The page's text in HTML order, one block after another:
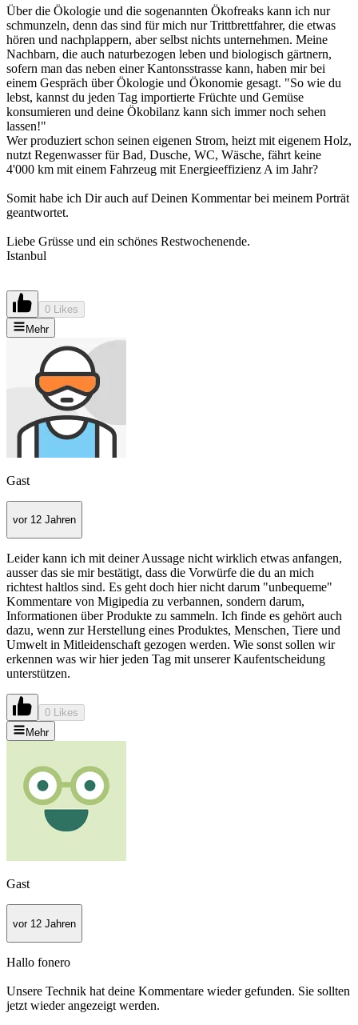
Über die Ökologie und die sogenannten Ökofreaks kann ich nur
schmunzeln, denn das sind für mich nur Trittbrettfahrer, die etwas
hören und nachplappern, aber selbst nichts unternehmen. Meine
Nachbarn, die auch naturbezogen leben und biologisch gärtnern,
sofern man das neben einer Kantonsstrasse kann, haben mir bei
einem Gespräch über Ökologie und Ökonomie gesagt. "So wie du
lebst, kannst du jeden Tag importierte Früchte und Gemüse
konsumieren und deine Ökobilanz kann sich immer noch sehen
lassen!"
Wer produziert schon seinen eigenen Strom, heizt mit eigenem Holz,
nutzt Regenwasser für Bad, Dusche, WC, Wäsche, fährt keine
4'000 km mit einem Fahrzeug mit Energieeffizienz A im Jahr?
Somit habe ich Dir auch auf Deinen Kommentar bei meinem Porträt
geantwortet.
Liebe Grüsse und ein schönes Restwochenende.
Istanbul
0 Likes
Mehr
Gast
vor 12 Jahren
Leider kann ich mit deiner Aussage nicht wirklich etwas anfangen,
ausser das sie mir bestätigt, dass die Vorwürfe die du an mich
richtest haltlos sind. Es geht doch hier nicht darum "unbequeme"
Kommentare von Migipedia zu verbannen, sondern darum,
Informationen über Produkte zu sammeln. Ich finde es gehört auch
dazu, wenn zur Herstellung eines Produktes, Menschen, Tiere und
Umwelt in Mitleidenschaft gezogen werden. Wie sonst sollen wir
erkennen was wir hier jeden Tag mit unserer Kaufentscheidung
unterstützen.
0 Likes
Mehr
Gast
vor 12 Jahren
Hallo fonero
Unsere Technik hat deine Kommentare wieder gefunden. Sie sollten
jetzt wieder angezeigt werden.